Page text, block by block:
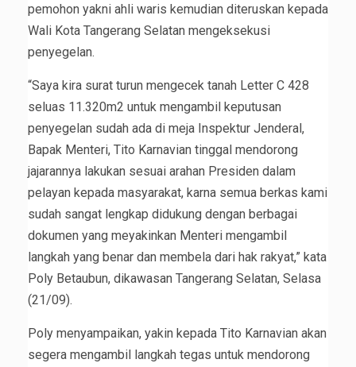
pemohon yakni ahli waris kemudian diteruskan kepada
Wali Kota Tangerang Selatan mengeksekusi
penyegelan.
“Saya kira surat turun mengecek tanah Letter C 428
seluas 11.320m2 untuk mengambil keputusan
penyegelan sudah ada di meja Inspektur Jenderal,
Bapak Menteri, Tito Karnavian tinggal mendorong
jajarannya lakukan sesuai arahan Presiden dalam
pelayan kepada masyarakat, karna semua berkas kami
sudah sangat lengkap didukung dengan berbagai
dokumen yang meyakinkan Menteri mengambil
langkah yang benar dan membela dari hak rakyat,” kata
Poly Betaubun, dikawasan Tangerang Selatan, Selasa
(21/09).
Poly menyampaikan, yakin kepada Tito Karnavian akan
segera mengambil langkah tegas untuk mendorong